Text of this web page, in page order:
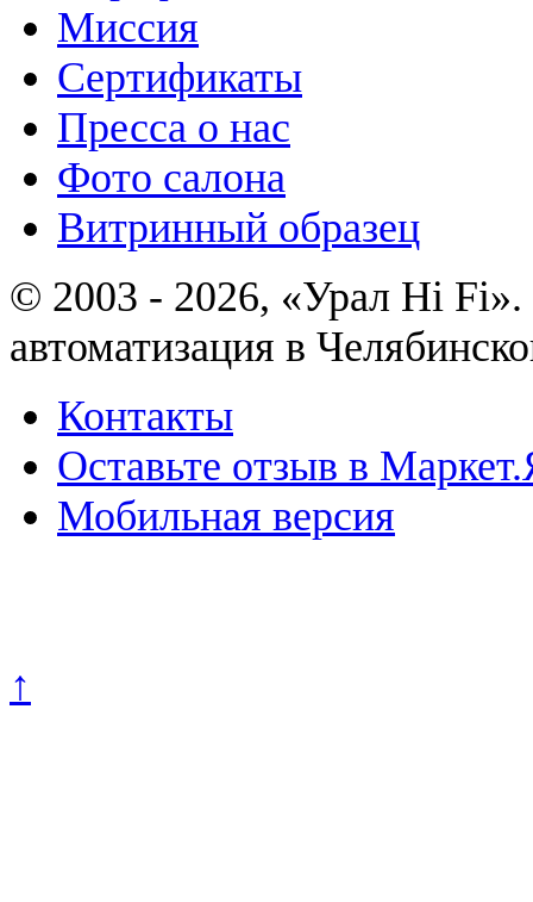
Миссия
Сертификаты
Пресса о нас
Фото салона
Витринный образец
© 2003 - 2026, «Урал Hi
автоматизация в
Контакты
Оставьте отзыв в
Мобильная версия
↑